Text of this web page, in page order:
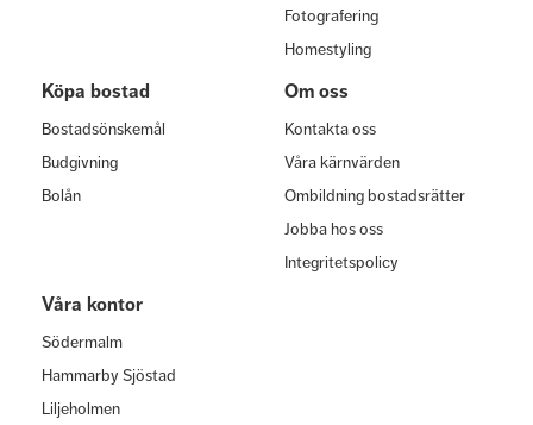
Fotografering
Homestyling
Köpa bostad
Bostadsönskemål
Budgivning
Bolån
Om oss
Kontakta oss
Våra kärnvärden
Ombildning bostadsrätter
Jobba hos oss
Integritetspolicy
Våra kontor
Södermalm
Hammarby Sjöstad
Liljeholmen